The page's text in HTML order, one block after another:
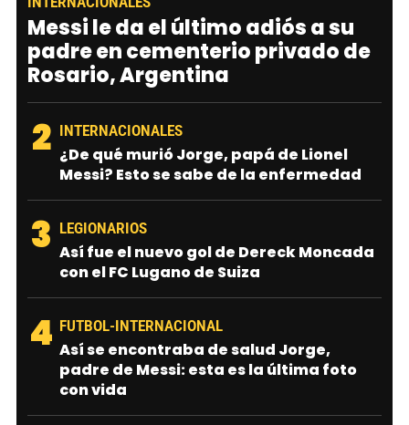
Messi le da el último adiós a su
padre en cementerio privado de
Rosario, Argentina
2 INTERNACIONALES
¿De qué murió Jorge, papá de Lionel
Messi? Esto se sabe de la enfermedad
3 LEGIONARIOS
Así fue el nuevo gol de Dereck Moncada
con el FC Lugano de Suiza
4 FUTBOL-INTERNACIONAL
Así se encontraba de salud Jorge,
padre de Messi: esta es la última foto
con vida